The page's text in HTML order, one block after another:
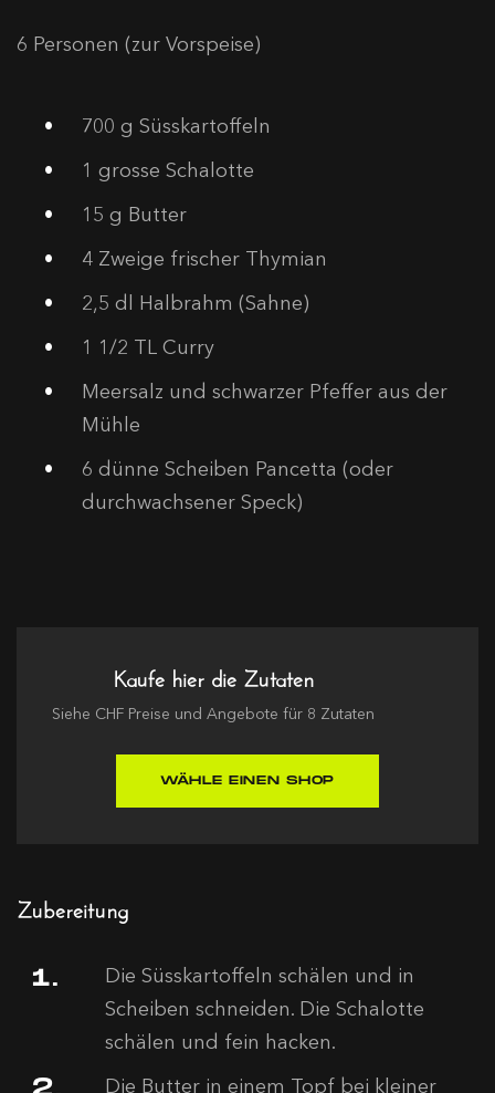
6 Personen (zur Vorspeise)
700 g Süsskartoffeln
1 grosse Schalotte
15 g Butter
4 Zweige frischer Thymian
2,5 dl Halbrahm (Sahne)
1 1/2 TL Curry
Meersalz und schwarzer Pfeffer aus der
Mühle
6 dünne Scheiben Pancetta (oder
durchwachsener Speck)
Kaufe hier die Zutaten
Siehe CHF Preise und Angebote für 8 Zutaten
WÄHLE EINEN SHOP
Zubereitung
Die Süsskartoffeln schälen und in
Scheiben schneiden. Die Schalotte
schälen und fein hacken.
Die Butter in einem Topf bei kleiner